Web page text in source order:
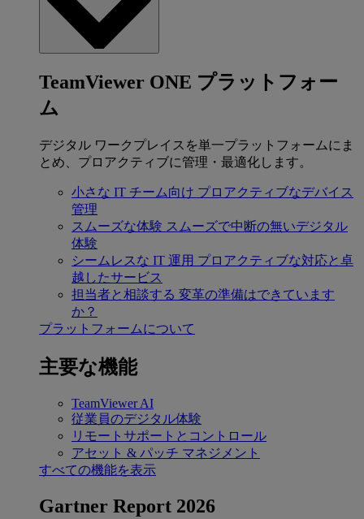
TeamViewer ONE プラットフォー
ム
デジタル ワークプレイスを単一プラットフォームにま
とめ、プロアクティブに管理・最適化します。
小さな IT チーム向け プロアクティブなデバイス
管理
スムーズな体験 スムーズで中断の無いデジタル
体験
シームレスな IT 運用 プロアクティブな対応と卓
越したサービス
担当者と相談する 変革の準備はできています
か？
プラットフォームについて
主要な機能
TeamViewer AI
従業員のデジタル体験
リモートサポートとコントロール
アセット & パッチ マネジメント
すべての機能を表示
Gartner Report 2026